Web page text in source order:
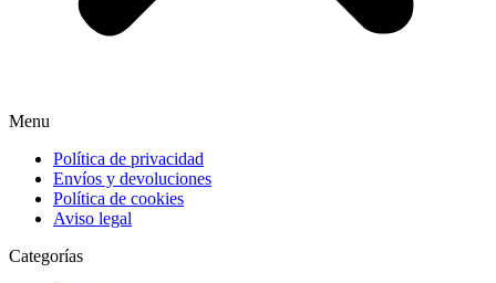
Menu
Política de privacidad
Envíos y devoluciones
Política de cookies
Aviso legal
Categorías